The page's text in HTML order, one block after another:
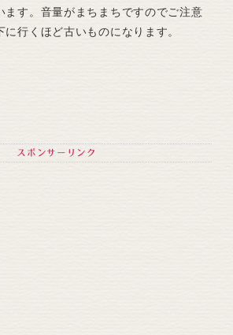
ます。音量がまちまちですのでご注意
行くほど古いものになります。
スポンサーリンク